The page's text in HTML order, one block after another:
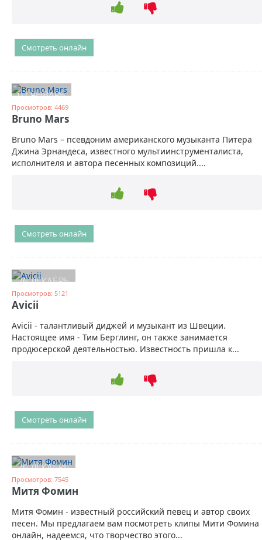
Смотреть онлайн
07 ЯНВАРЬ
Просмотров: 4469
Bruno Mars
Bruno Mars – псевдоним американского музыканта Питера
Джина Эрнандеса, известного мультиинструменталиста,
исполнителя и автора песенных композиций....
Смотреть онлайн
26 ДЕКАБРЬ
Просмотров: 5121
Avicii
Avicii - талантливый диджей и музыкант из Швеции.
Настоящее имя - Тим Берглинг, он также занимается
продюсерской деятельностью. Известность пришла к...
Смотреть онлайн
26 ДЕКАБРЬ
Просмотров: 7545
Митя Фомин
Митя Фомин - известный российский певец и автор своих
песен. Мы предлагаем вам посмотреть клипы Мити Фомина
онлайн, надеемся, что творчество этого...